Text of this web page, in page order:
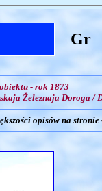
Gr
- rok 1873
Železnaja Doroga /
opisów na stronie